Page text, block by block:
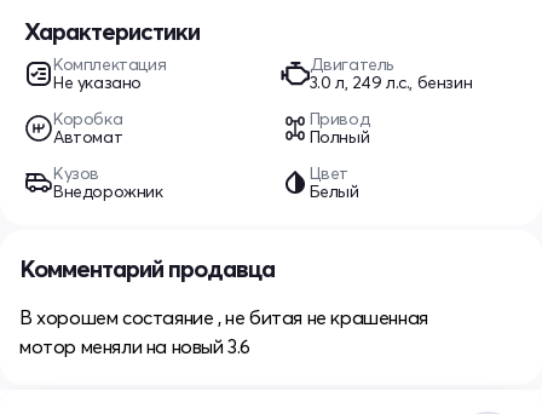
Характеристики
Комплектация
Не указано
Двигатель
3.0 л, 249 л.с., бензин
Коробка
Автомат
Привод
Полный
Кузов
Внедорожник
Цвет
Белый
Комментарий продавца
В хорошем состаяние , не битая не крашенная
мотор меняли на новый 3.6